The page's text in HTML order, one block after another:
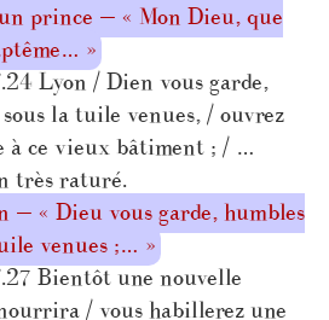
prince — « Mon Dieu, que
»
Lyon / Dien vous garde,
la tuile venues, / ouvrez
à ce vieux bâtiment ; / …
très raturé.
— « Dieu vous garde, humbles
venues ;… »
Bientôt une nouvelle
/ vous habillerez une